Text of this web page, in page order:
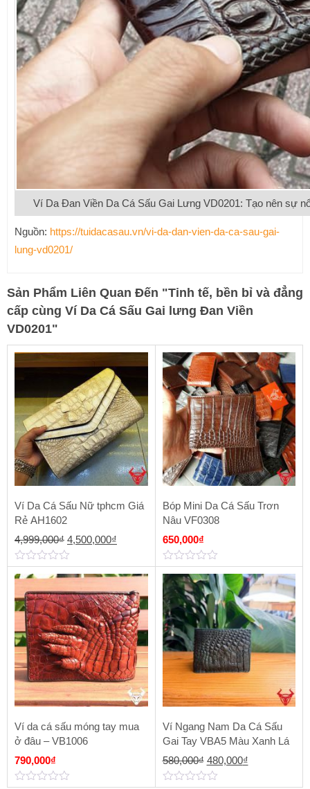
Ví Da Đan Viền Da Cá Sấu Gai Lưng VD0201: Tạo nên sự
Nguồn: https://tuidacasau.vn/vi-da-dan-vien-da-ca-sau-gai-
lung-vd0201/
Sản Phẩm Liên Quan Đến "Tinh tế, bền bỉ và đẳng
cấp cùng Ví Da Cá Sấu Gai lưng Đan Viền
VD0201"
Ví Da Cá Sấu Nữ tphcm Giá
Rẻ AH1602
4,999,000₫ Giá
gốc
là:
4,999,000₫.
4,500,000₫
tại
là:
4,500,000₫.
0
out
5
Bóp Mini Da Cá Sấu Trơn
Nâu VF0308
650,000₫
0
out
of
5
Ví da cá sấu móng tay mua
ở đâu – VB1006
790,000₫
Ví Ngang Nam Da Cá Sấu
Gai Tay VBA5 Màu Xanh Lá
580,000₫ Giá
gốc
480,000₫Giá